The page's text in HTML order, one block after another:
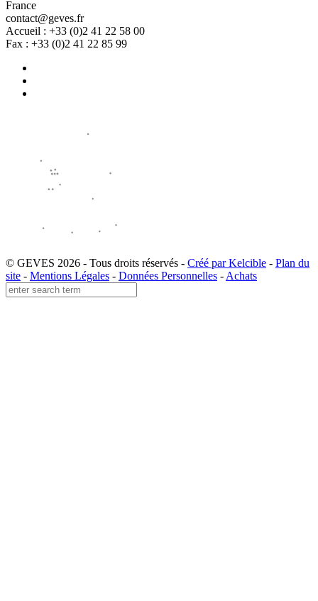
France
contact@geves.fr
Accueil : +33 (0)2 41 22 58 00
Fax : +33 (0)2 41 22 85 99
© GEVES 2026 - Tous droits réservés - Créé par Kelcible - Plan du
site - Mentions Légales - Données Personnelles - Achats